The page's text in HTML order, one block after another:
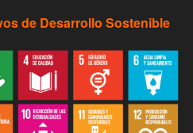
de Desarrollo Sostenible